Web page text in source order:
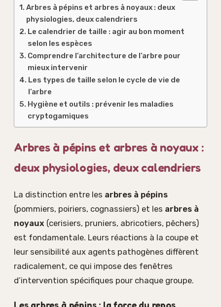
Arbres à pépins et arbres à noyaux : deux
physiologies, deux calendriers
Le calendrier de taille : agir au bon moment
selon les espèces
Comprendre l’architecture de l’arbre pour
mieux intervenir
Les types de taille selon le cycle de vie de
l’arbre
Hygiène et outils : prévenir les maladies
cryptogamiques
Arbres à pépins et arbres à noyaux :
deux physiologies, deux calendriers
La distinction entre les arbres à pépins
(pommiers, poiriers, cognassiers) et les arbres à
noyaux (cerisiers, pruniers, abricotiers, pêchers)
est fondamentale. Leurs réactions à la coupe et
leur sensibilité aux agents pathogènes diffèrent
radicalement, ce qui impose des fenêtres
d’intervention spécifiques pour chaque groupe.